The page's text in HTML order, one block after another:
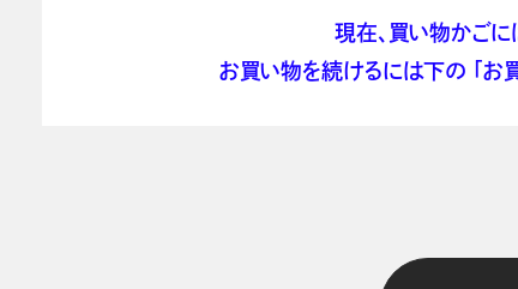
現在、買い物かごに
お買い物を続けるには下の 「お